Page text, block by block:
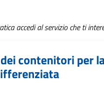
accedi al servizio che ti
contenitori per